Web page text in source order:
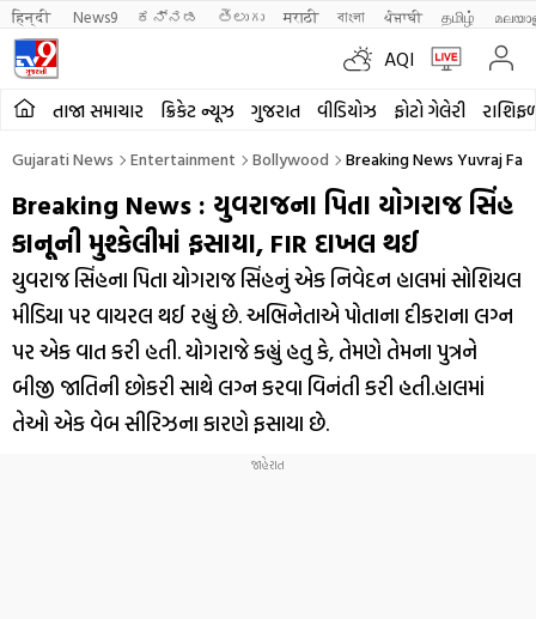
हिन्दी News9 ಕನ್ನಡ తెలుగు मराठी বাংলা ਪੰਜਾਬੀ தமிழ்
AQI
તાજા સમાચાર ક્રિકેટ ન્યૂઝ ગુજરાત વીડિયોઝ ફોટો ગેલેરી
Gujarati News Entertainment Bollywood Breaking News Yuvraj
Breaking News : યુવરાજના પિતા યોગરાજ સિંહ
કાનૂની મુશ્કેલીમાં ફસાયા, FIR દાખલ થઈ
યુવરાજ સિંહના પિતા યોગરાજ સિંહનું એક નિવેદન હાલમાં સોશિયલ
મીડિયા પર વાયરલ થઈ રહ્યું છે. અભિનેતાએ પોતાના દીકરાના લગ્ન
પર એક વાત કરી હતી. યોગરાજે કહ્યું હતુ કે, તેમણે તેમના પુત્રને
બીજી જાતિની છોકરી સાથે લગ્ન કરવા વિનંતી કરી હતી.હાલમાં
તેઓ એક વેબ સીરિઝના કારણે ફસાયા છે.